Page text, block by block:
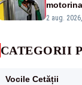
2 aug.
CATEGORII
Vocile Cetății